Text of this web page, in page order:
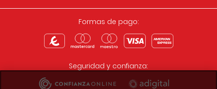
Formas de pago:
Seguridad y confianza: